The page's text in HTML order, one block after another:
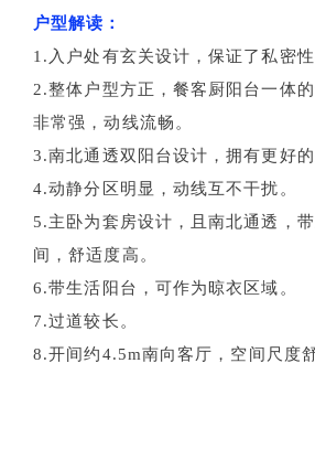
户型解读：
1.入户处有玄关设计，保证了私密性
2.整体户型方正，餐客厨阳台一体
非常强，动线流畅。
3.南北通透双阳台设计，拥有更好的
4.动静分区明显，动线互不干扰。
5.主卧为套房设计，且南北通透，
间，舒适度高。
6.带生活阳台，可作为晾衣区域。
7.过道较长。
8.开间约4.5m南向客厅，空间尺度舒